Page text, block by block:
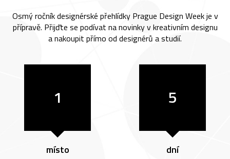
Osmý ročník designérské přehlídky Prague Design Week je v
přípravě. Přijďte se podívat na novinky v kreativním designu
a nakoupit přímo od designérů a studií.
1
místo
5
dní